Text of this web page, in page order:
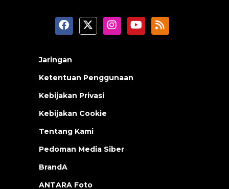
Jaringan
Ketentuan Penggunaan
Kebijakan Privasi
Kebijakan Cookie
Tentang Kami
Pedoman Media Siber
BrandA
ANTARA Foto